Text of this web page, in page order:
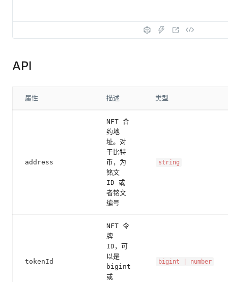
API
属性 描述 类型
address
NFT 合
约地
址。对
于比特
币，为
铭文
ID 或
者铭文
编号
string
tokenId
NFT 令
牌
ID，可
以是
bigint
或
bigint | number